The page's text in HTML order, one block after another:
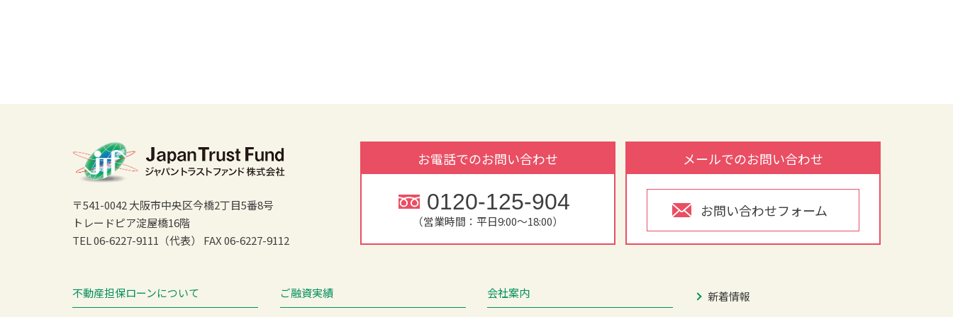
〒541-0042 大阪市中央区今橋2丁目5番8号
トレードピア淀屋橋16階
TEL 06-6227-9111（代表）
FAX 06-6227-9112
お電話でのお問い合わせ
0120-125-904
（営業時間：平日9:00～18:00）
メールでのお問い合わせ
お問い合わせフォーム
不動産担保ローンについて ご融資実績 会社案内 新着情報